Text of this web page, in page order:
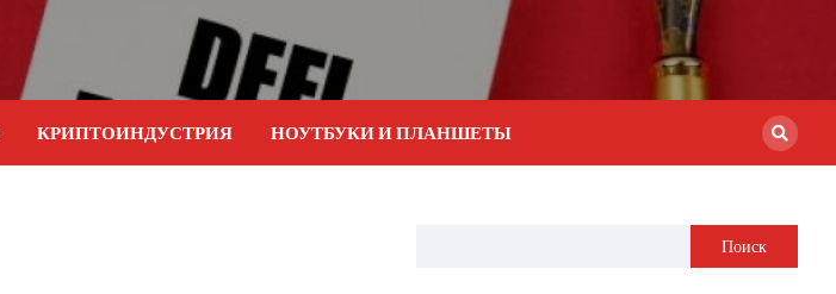
КРИПТОИНДУСТРИЯ НОУТБУКИ И ПЛАНШЕТЫ
Поиск